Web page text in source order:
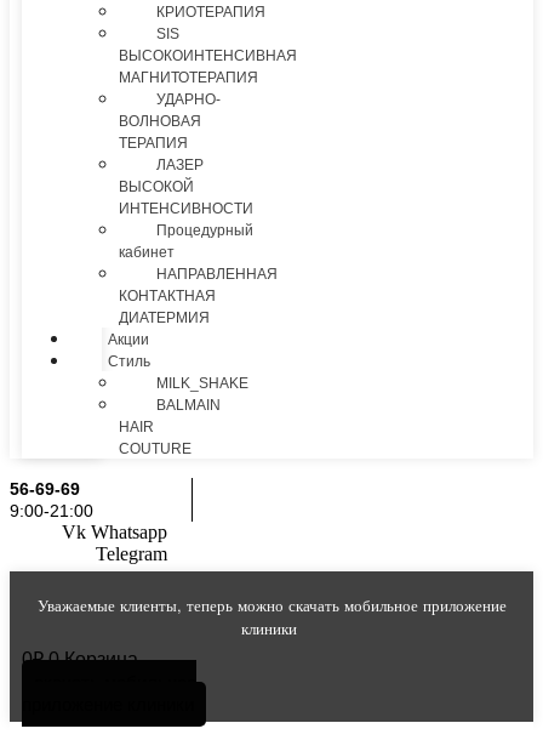
КРИОТЕРАПИЯ
SIS
ВЫСОКОИНТЕНСИВНАЯ
МАГНИТОТЕРАПИЯ
УДАРНО-
ВОЛНОВАЯ
ТЕРАПИЯ
ЛАЗЕР
ВЫСОКОЙ
ИНТЕНСИВНОСТИ
Процедурный
кабинет
НАПРАВЛЕННАЯ
КОНТАКТНАЯ
ДИАТЕРМИЯ
Акции
Стиль
MILK_SHAKE
BALMAIN
HAIR
COUTURE
56-69-69
9:00-21:00
Vk Whatsapp
Telegram
Уважаемые клиенты, теперь можно скачать мобильное приложение
клиники
0₽ 0 Корзина